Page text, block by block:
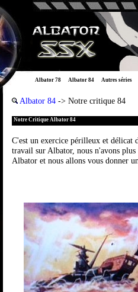
Albator 78 Albator 84 Autres séries
Albator 84 -> Notre critique 84
Notre Critique Albator 84
C'est un exercice périlleux et délicat
travail sur Albator, nous n'avons
Albator et nous allons vous donner